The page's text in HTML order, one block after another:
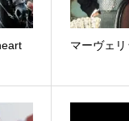
マーヴェ